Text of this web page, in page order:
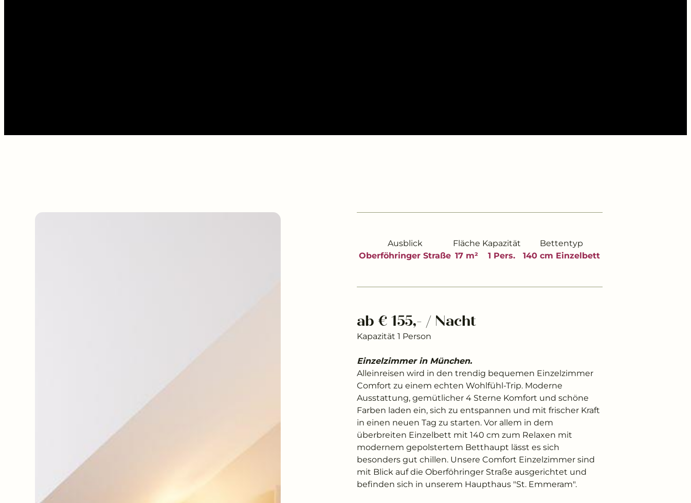
Ausblick
Oberföhringer Straße
Fläche
17 m²
Kapazität
1 Pers.
Bettentyp
140 cm Einzelbett
ab € 155,- / Nacht
Kapazität 1 Person
Einzelzimmer in München.
Alleinreisen wird in den trendig bequemen Einzelzimmer
Comfort zu einem echten Wohlfühl-Trip. Moderne
Ausstattung, gemütlicher 4 Sterne Komfort und schöne
Farben laden ein, sich zu entspannen und mit frischer Kraft
in einen neuen Tag zu starten. Vor allem in dem
überbreiten Einzelbett mit 140 cm zum Relaxen mit
modernem gepolstertem Betthaupt lässt es sich
besonders gut chillen. Unsere Comfort Einzelzimmer sind
mit Blick auf die Oberföhringer Straße ausgerichtet und
befinden sich in unserem Haupthaus "St. Emmeram".